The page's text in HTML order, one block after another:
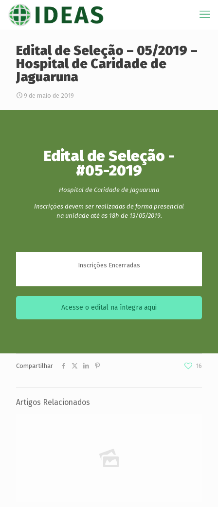
Edital de Seleção – 05/2019 –
Hospital de Caridade de
Jaguaruna
9 de maio de 2019
Edital de Seleção -
#05-2019
Hospital de Caridade de Jaguaruna
Inscrições devem ser realizadas de forma presencial
na unidade até as 18h de 13/05/2019.
Inscrições Encerradas
Acesse o edital na íntegra aqui
Compartilhar 16
Artigos Relacionados